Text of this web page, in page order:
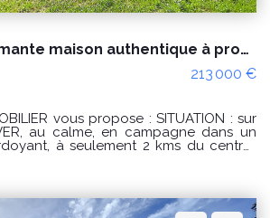
A VENDRE : Charmante maison authentique à proximité de GAVRAY
213 000 €
vous propose : SITUATION : sur
un
à seulement 2 kms du centre-
équipée, une salle d'eau et des WC